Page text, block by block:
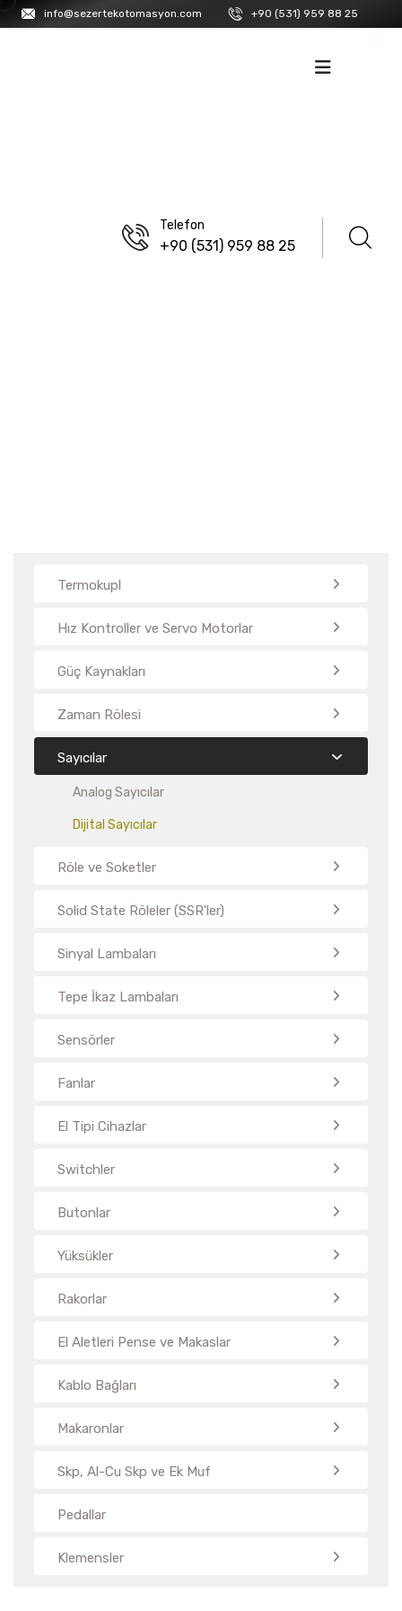
info@sezertekotomasyon.com +90 (531) 959 88 25
Telefon
+90 (531) 959 88 25
Termokupl
Hız Kontroller ve Servo Motorlar
Güç Kaynakları
Zaman Rölesi
Sayıcılar
Analog Sayıcılar
Dijital Sayıcılar
Röle ve Soketler
Solid State Röleler (SSR'ler)
Sinyal Lambaları
Tepe İkaz Lambaları
Sensörler
Fanlar
El Tipi Cihazlar
Switchler
Butonlar
Yüksükler
Rakorlar
El Aletleri Pense ve Makaslar
Kablo Bağları
Makaronlar
Skp, Al-Cu Skp ve Ek Muf
Pedallar
Klemensler